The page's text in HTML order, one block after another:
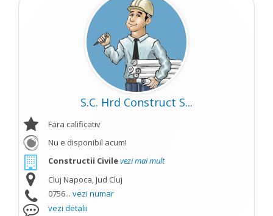
S.C. Hrd Construct S...
Fara calificativ
Nu e disponibil acum!
Constructii Civilevezi mai mult
Cluj Napoca, Jud Cluj
0756... vezi numar
vezi detalii